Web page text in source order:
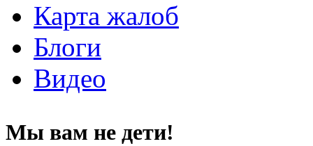
Карта жалоб
Блоги
Видео
Мы вам не дети!